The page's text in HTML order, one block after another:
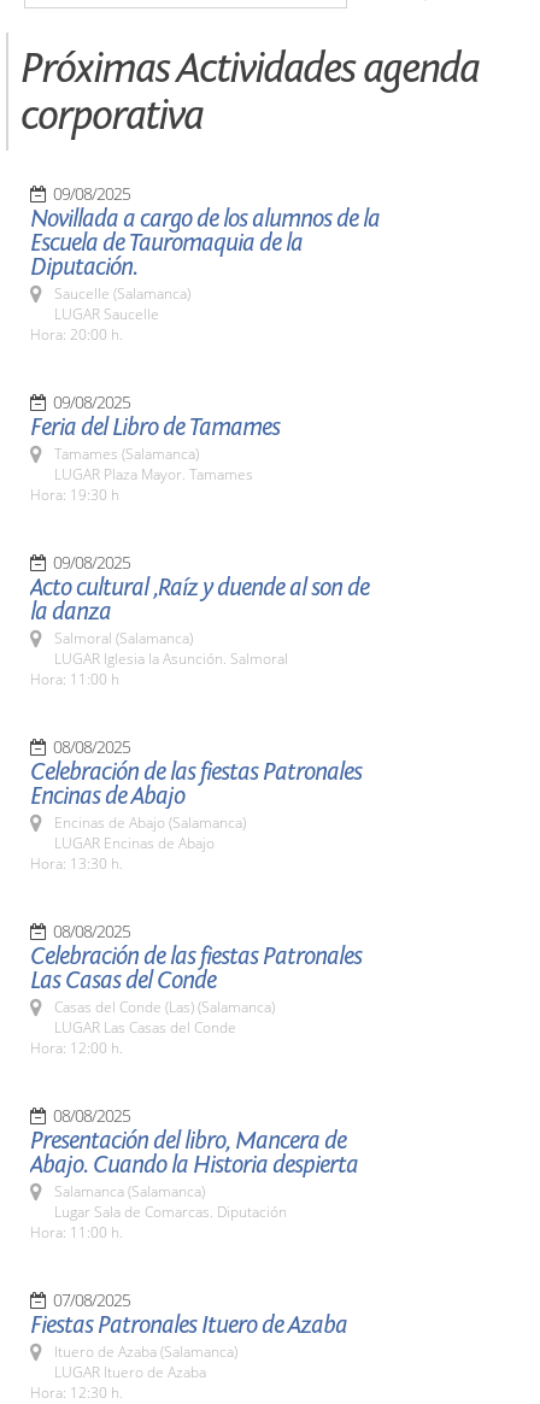
Próximas Actividades agenda
corporativa
09/08/2025
Novillada a cargo de los alumnos de la
Escuela de Tauromaquia de la
Diputación.
Saucelle (Salamanca)
LUGAR Saucelle
Hora: 20:00 h.
09/08/2025
Feria del Libro de Tamames
Tamames (Salamanca)
LUGAR Plaza Mayor. Tamames
Hora: 19:30 h
09/08/2025
Acto cultural ,Raíz y duende al son de
la danza
Salmoral (Salamanca)
LUGAR Iglesia la Asunción. Salmoral
Hora: 11:00 h
08/08/2025
Celebración de las fiestas Patronales
Encinas de Abajo
Encinas de Abajo (Salamanca)
LUGAR Encinas de Abajo
Hora: 13:30 h.
08/08/2025
Celebración de las fiestas Patronales
Las Casas del Conde
Casas del Conde (Las) (Salamanca)
LUGAR Las Casas del Conde
Hora: 12:00 h.
08/08/2025
Presentación del libro, Mancera de
Abajo. Cuando la Historia despierta
Salamanca (Salamanca)
Lugar Sala de Comarcas. Diputación
Hora: 11:00 h.
07/08/2025
Fiestas Patronales Ituero de Azaba
Ituero de Azaba (Salamanca)
LUGAR Ituero de Azaba
Hora: 12:30 h.